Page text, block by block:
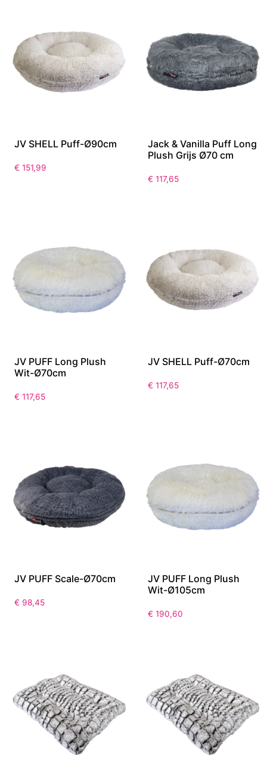
JV SHELL Puff-Ø90cm
€ 151,99
Jack & Vanilla Puff Long
Plush Grijs Ø70 cm
€ 117,65
JV PUFF Long Plush
Wit-Ø70cm
€ 117,65
JV SHELL Puff-Ø70cm
€ 117,65
JV PUFF Scale-Ø70cm
€ 98,45
JV PUFF Long Plush
Wit-Ø105cm
€ 190,60